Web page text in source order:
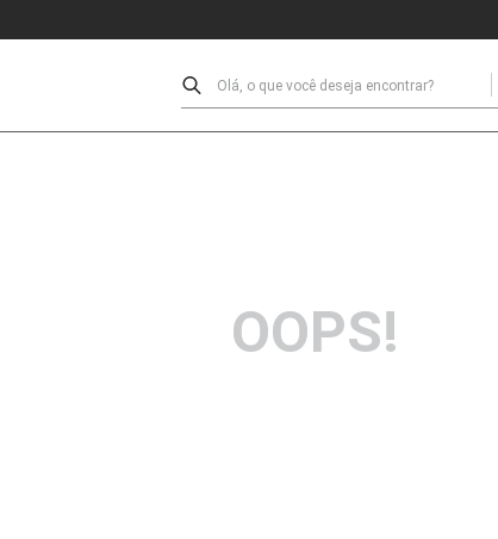
Olá, o que você deseja encontrar?
OOPS!